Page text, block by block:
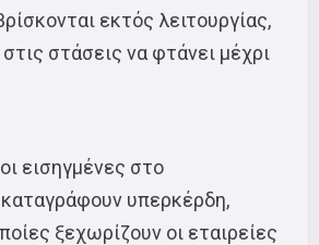
εκτός λειτουργίας,
στάσεις να φτάνει μέχρι
εισηγμένες στο
υπερκέρδη,
ξεχωρίζουν οι εταιρείες